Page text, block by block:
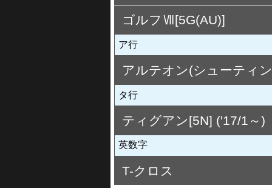
GTI [CDDNP] *D
R [CDDNFF] *D
ゴルフⅦ[5G(AU)]
TSI ハイライン・TSI コン
GTI [AUCHH] *D
GTE [AUCUK] *D
R [AUCJXF/AUDJHF] *D
ア行
アルテオン(シューティ
Rライン 4MOTION
タ行
ティグアン[5N] ('17/1～)
Rライン [5NCZE] *D
TSI ハイライン・TSI コン
英数字
T-クロス